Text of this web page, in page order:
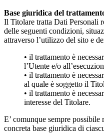
Base giuridica del
Il Titolare tratta Dati Personali
delle seguenti condizioni,
attraverso l’utilizzo del sito e
• il trattamento è
l’Utente e/o
• il trattamento è
al quale è soggetto il
• il trattamento è
interesse del Titolare.
E’ comunque sempre
concreta base giuridica di